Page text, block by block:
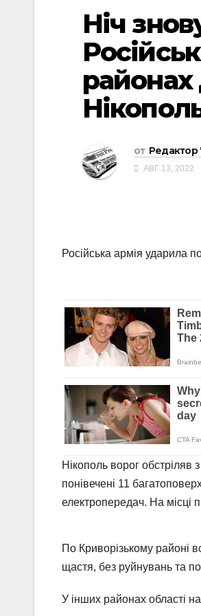
Ніч
от Редактор
АВГ 13, 2022
Російська армія ударила
Нікополь ворог обстріляв
понівечені 11
електропередач. На місці
По Криворізькому районі
щастя, без руйнувань та
У інших районах області